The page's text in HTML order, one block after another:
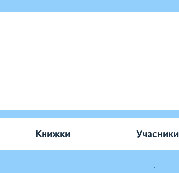
Книжки Учасники